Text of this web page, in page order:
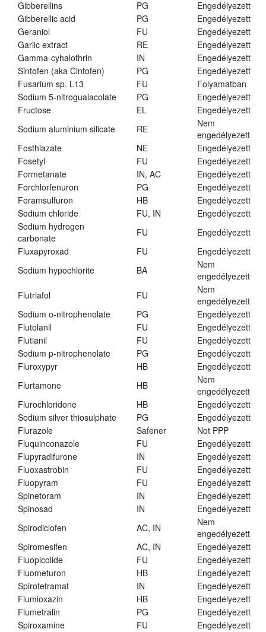
Gibberellins
PG
Engedélyezett
Gibberellic acid
PG
Engedélyezett
Geraniol
FU
Engedélyezett
Garlic extract
RE
Engedélyezett
Gamma-cyhalothrin
IN
Engedélyezett
Sintofen (aka Cintofen)
PG
Engedélyezett
Fusarium sp. L13
FU
Folyamatban
Sodium 5-nitroguaiacolate
PG
Engedélyezett
Fructose
EL
Engedélyezett
Sodium aluminium silicate
RE
Nem
engedélyezett
Fosthiazate
NE
Engedélyezett
Fosetyl
FU
Engedélyezett
Formetanate
IN, AC
Engedélyezett
Forchlorfenuron
PG
Engedélyezett
Foramsulfuron
HB
Engedélyezett
Sodium chloride
FU, IN
Engedélyezett
Sodium hydrogen
carbonate
FU
Engedélyezett
Fluxapyroxad
FU
Engedélyezett
Sodium hypochlorite
BA
Nem
engedélyezett
Flutriafol
FU
Nem
engedélyezett
Sodium o-nitrophenolate
PG
Engedélyezett
Flutolanil
FU
Engedélyezett
Flutianil
FU
Engedélyezett
Sodium p-nitrophenolate
PG
Engedélyezett
Fluroxypyr
HB
Engedélyezett
Flurtamone
HB
Nem
engedélyezett
Flurochloridone
HB
Engedélyezett
Sodium silver thiosulphate
PG
Engedélyezett
Flurazole
Safener
Not PPP
Fluquinconazole
FU
Engedélyezett
Flupyradifurone
IN
Engedélyezett
Fluoxastrobin
FU
Engedélyezett
Fluopyram
FU
Engedélyezett
Spinetoram
IN
Engedélyezett
Spinosad
IN
Engedélyezett
Spirodiclofen
AC, IN
Nem
engedélyezett
Spiromesifen
AC, IN
Engedélyezett
Fluopicolide
FU
Engedélyezett
Fluometuron
HB
Engedélyezett
Spirotetramat
IN
Engedélyezett
Flumioxazin
HB
Engedélyezett
Flumetralin
PG
Engedélyezett
Spiroxamine
FU
Engedélyezett